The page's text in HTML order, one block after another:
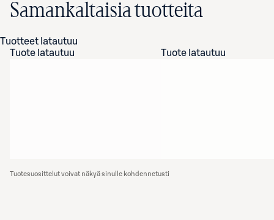
Samankaltaisia tuotteita
Tuotteet latautuu
Tuote latautuu
Tuote latautuu
Tuotesuosittelut voivat näkyä sinulle kohdennetusti